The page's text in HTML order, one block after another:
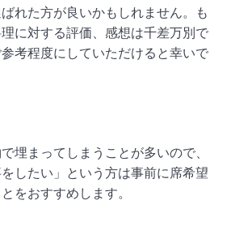
れた方が良いかもしれません。
も
に対する評価、感想は千差万別で
考程度にしていただけると幸いで
埋まってしまうことが多いので、
をしたい」という方は事前に席希望
をおすすめします。